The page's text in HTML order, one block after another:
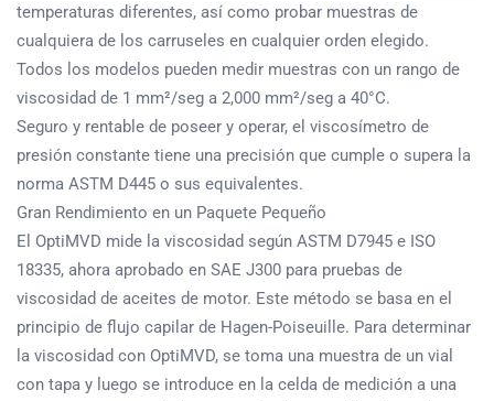
temperaturas diferentes, así como probar muestras de
cualquiera de los carruseles en cualquier orden elegido.
Todos los modelos pueden medir muestras con un rango de
viscosidad de 1 mm²/seg a 2,000 mm²/seg a 40°C.
Seguro y rentable de poseer y operar, el viscosímetro de
presión constante tiene una precisión que cumple o supera la
norma ASTM D445 o sus equivalentes.
Gran Rendimiento en un Paquete Pequeño
El OptiMVD mide la viscosidad según ASTM D7945 e ISO
18335, ahora aprobado en SAE J300 para pruebas de
viscosidad de aceites de motor. Este método se basa en el
principio de flujo capilar de Hagen-Poiseuille. Para determinar
la viscosidad con OptiMVD, se toma una muestra de un vial
con tapa y luego se introduce en la celda de medición a una